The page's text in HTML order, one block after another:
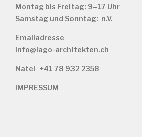
Montag bis Freitag: 9–17 Uhr
Samstag und Sonntag: n.V.
Emailadresse
info@lago-architekten.ch
Natel +41 78 932 2358
IMPRESSUM